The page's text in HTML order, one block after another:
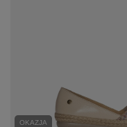
OKAZJA